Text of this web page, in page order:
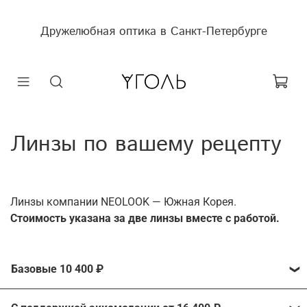
Дружелюбная оптика в Санкт-Петербурге
Линзы по вашему рецепту
Линзы компании NEOLOOK — Южная Корея.
Cтоимость указана за две линзы вместе с работой.
Базовые 10 400 ₽